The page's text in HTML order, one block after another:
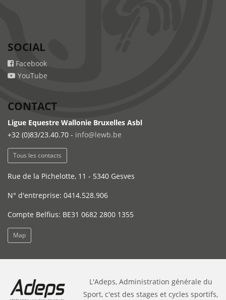
SOCIAL
Facebook
YouTube
CONTACT
Ligue Equestre Wallonie Bruxelles Asbl
+32 (0)83/23.40.70 - info@lewb.be
Tous les contacts
Rue de la Pichelotte, 11 - 5340 Gesves
N° d'entreprise: 0414.528.906
Compte Belfius: BE31 0682 2800 1355
Map
L'Adeps, Administration générale du
Sport, c'est des stages et cycles sportifs,